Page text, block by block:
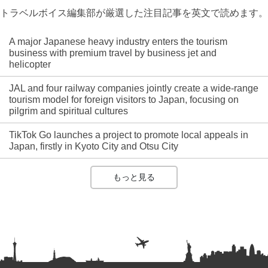
トラベルボイス編集部が厳選した注目記事を英文で読めます。
A major Japanese heavy industry enters the tourism
business with premium travel by business jet and
helicopter
JAL and four railway companies jointly create a wide-range
tourism model for foreign visitors to Japan, focusing on
pilgrim and spiritual cultures
TikTok Go launches a project to promote local appeals in
Japan, firstly in Kyoto City and Otsu City
もっと見る